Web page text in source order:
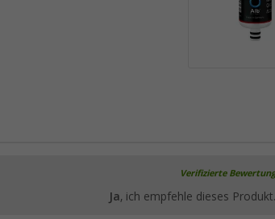
Verifizierte
Ja, ich empfehle dieses Produkt.